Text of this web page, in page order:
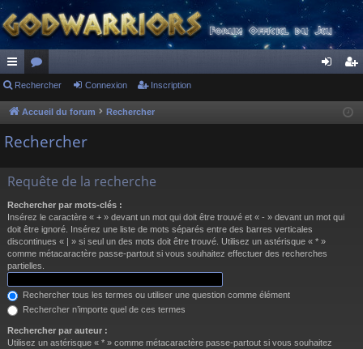
ac
co
ur
s
or
u
m
cri
Rechercher Connexion Inscription
Accueil du forum Rechercher
Rechercher
Requête de la recherche
Rechercher par mots-clés :
Insérez le caractère « + » devant un mot qui doit être trouvé et « - » devant un mot qui
doit être ignoré. Insérez une liste de mots séparés entre des barres verticales
discontinues « | » si seul un des mots doit être trouvé. Utilisez un astérisque « * »
comme métacaractère passe-partout si vous souhaitez effectuer des recherches
partielles.
Rechercher tous les termes ou utiliser une question comme élément
Rechercher n’importe quel de ces termes
Rechercher par auteur :
Utilisez un astérisque « * » comme métacaractère passe-partout si vous souhaitez